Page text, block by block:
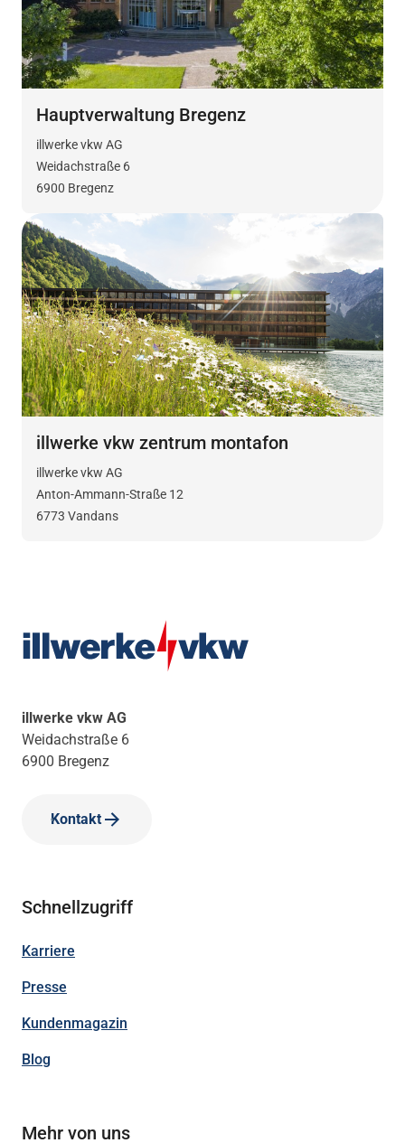
Hauptverwaltung Bregenz
illwerke vkw AG
Weidachstraße 6
6900 Bregenz
illwerke vkw zentrum montafon
illwerke vkw AG
Anton-Ammann-Straße 12
6773 Vandans
illwerke vkw AG
Weidachstraße 6
6900 Bregenz
Kontakt
Schnellzugriff
Karriere
Presse
Kundenmagazin
Blog
Mehr von uns